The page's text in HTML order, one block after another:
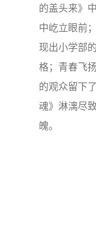
的盖头来》
中屹立眼前
现出小学部
格；青春飞
的观众留下
魂》淋漓尽
魄。